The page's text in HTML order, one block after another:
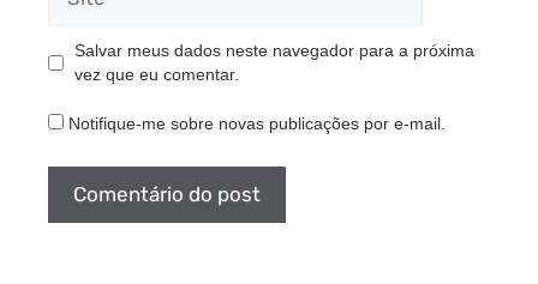
Salvar meus dados neste navegador para a próxima
vez que eu comentar.
Notifique-me sobre novas publicações por e-mail.